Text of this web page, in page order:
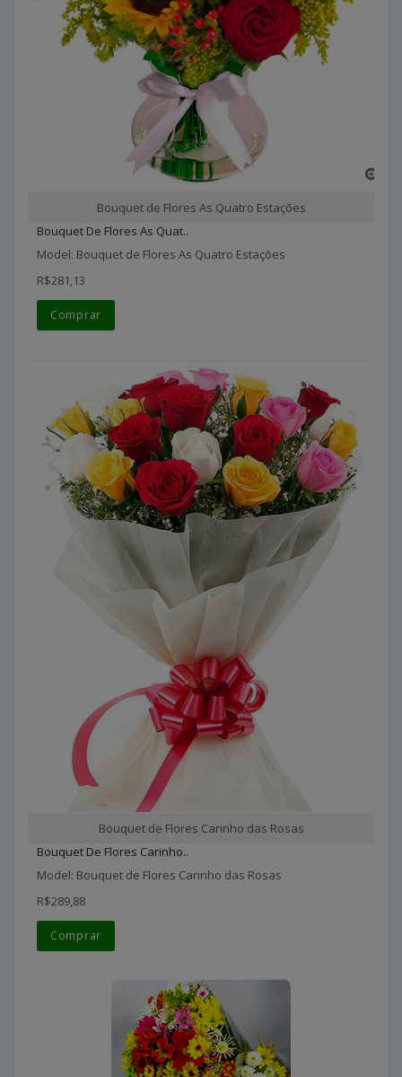
Bouquet de Flores As Quatro Estações
Bouquet De Flores As Quat..
Model: Bouquet de Flores As Quatro Estações
R$281,13
Comprar
Bouquet de Flores Carinho das Rosas
Bouquet De Flores Carinho..
Model: Bouquet de Flores Carinho das Rosas
R$289,88
Comprar